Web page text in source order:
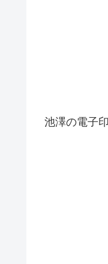
池澤の電子